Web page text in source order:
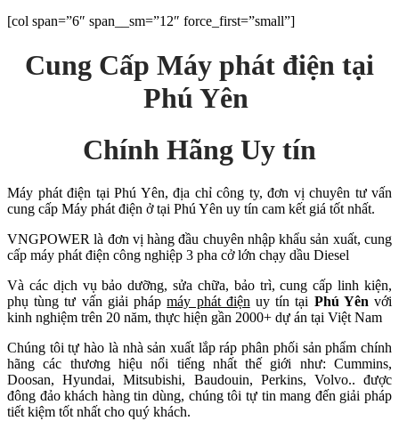
[col span=”6″ span__sm=”12″ force_first=”small”]
Cung Cấp Máy phát điện tại
Phú Yên
Chính Hãng Uy tín
Máy phát điện tại Phú Yên, địa chỉ công ty, đơn vị chuyên tư vấn
cung cấp Máy phát điện ở tại Phú Yên uy tín cam kết giá tốt nhất.
VNGPOWER là đơn vị hàng đầu chuyên nhập khẩu sản xuất, cung
cấp máy phát điện công nghiệp 3 pha cở lớn chạy dầu Diesel
Và các dịch vụ bảo dưỡng, sửa chữa, bảo trì, cung cấp linh kiện,
phụ tùng tư vấn giải phápmáy phát điệnuy tín tại Phú Yênvới
kinh nghiệm trên 20 năm, thực hiện gần 2000+ dự án tại Việt Nam
Chúng tôi tự hào là nhà sản xuất lắp ráp phân phối sản phẩm chính
hãng các thương hiệu nổi tiếng nhất thế giới như: Cummins,
Doosan, Hyundai, Mitsubishi, Baudouin, Perkins, Volvo.. được
đông đảo khách hàng tin dùng, chúng tôi tự tin mang đến giải pháp
tiết kiệm tốt nhất cho quý khách.